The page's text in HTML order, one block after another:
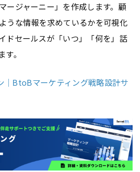
ージャーニー」を作成します。顧
うな情報を求めているかを可視化
ドセールスが「いつ」「何を」話
。
BtoBマーケティング戦略設計サ